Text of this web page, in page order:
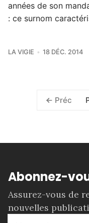
années de son
: ce surnom
LA VIGIE 18 DÉC. 2014
Préc
Abonnez-
Assurez-vous de
nouvelles